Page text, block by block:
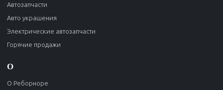
Автозапчасти
Авто украшения
Электрические автозапчасти
Горячие продажи
О
О Реборноре